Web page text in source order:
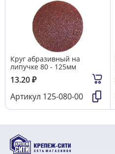
Круг абразивный на
липучке 80 - 125мм
13.20₽
Артикул 125-080-00